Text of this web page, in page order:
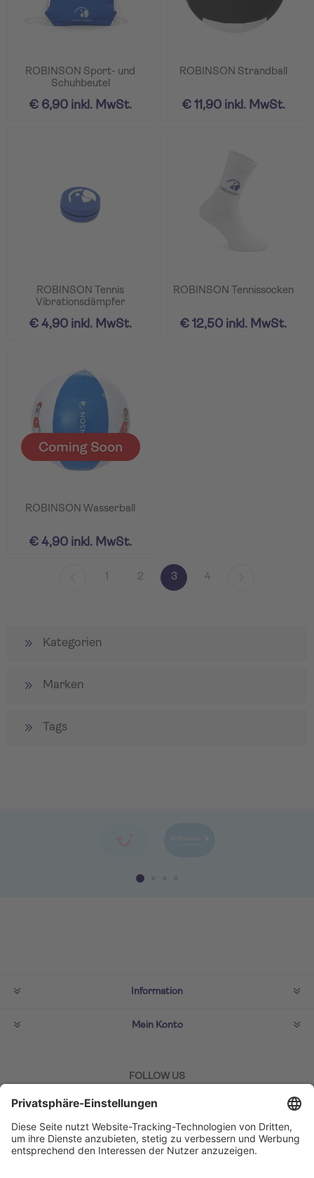
ROBINSON Sport- und
Schuhbeutel
€ 6,90 inkl. MwSt.
ROBINSON Strandball
€ 11,90 inkl. MwSt.
ROBINSON Tennis
Vibrationsdämpfer
€ 4,90 inkl. MwSt.
ROBINSON Tennissocken
€ 12,50 inkl. MwSt.
ROBINSON Wasserball
€ 4,90 inkl. MwSt.
1 2 3 4
Kategorien
Marken
Tags
Information
Mein Konto
FOLLOW US
ZAHLMETHODEN